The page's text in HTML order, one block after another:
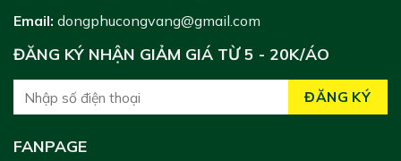
Email: dongphucongvang@gmail.com
ĐĂNG KÝ NHẬN GIẢM GIÁ TỪ 5 - 20K/ÁO
FANPAGE